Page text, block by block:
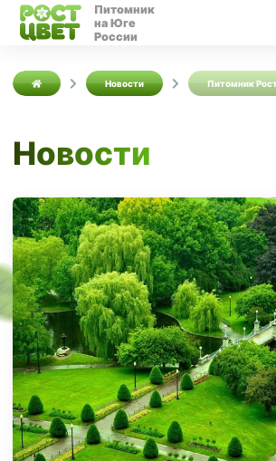
Питомник
на Юге
России
Новости Питомник
Новости